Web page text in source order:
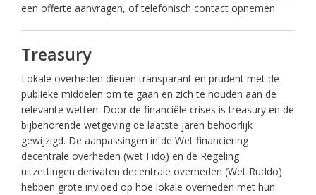
een offerte aanvragen, of telefonisch contact opnemen
Treasury
Lokale overheden dienen transparant en prudent met de
publieke middelen om te gaan en zich te houden aan de
relevante wetten. Door de financiële crises is treasury en de
bijbehorende wetgeving de laatste jaren behoorlijk
gewijzigd. De aanpassingen in de Wet financiering
decentrale overheden (wet Fido) en de Regeling
uitzettingen derivaten decentrale overheden (Wet Ruddo)
hebben grote invloed op hoe lokale overheden met hun